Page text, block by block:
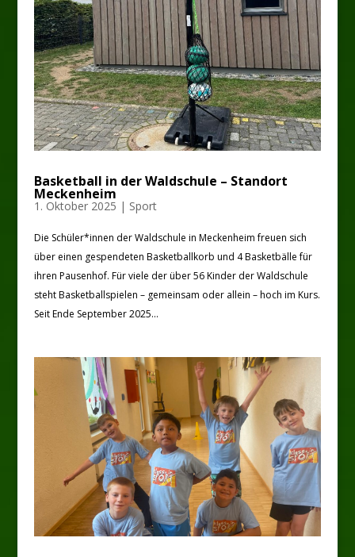
Basketball in der Waldschule – Standort
Meckenheim
1. Oktober 2025 | Sport
Die Schüler*innen der Waldschule in Meckenheim freuen sich
über einen gespendeten Basketballkorb und 4 Basketbälle für
ihren Pausenhof. Für viele der über 56 Kinder der Waldschule
steht Basketballspielen – gemeinsam oder allein – hoch im Kurs.
Seit Ende September 2025...